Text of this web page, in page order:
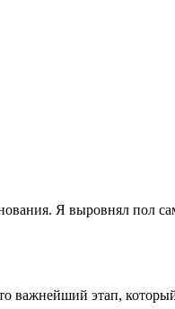
Я выровнял пол
важнейший этап,